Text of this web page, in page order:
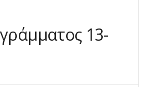
13-